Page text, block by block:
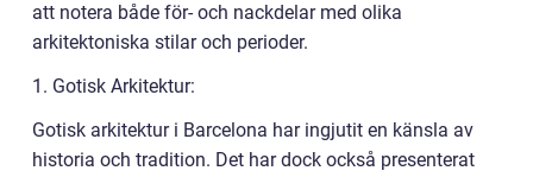
att notera både för- och nackdelar med olika
arkitektoniska stilar och perioder.
1. Gotisk Arkitektur:
Gotisk arkitektur i Barcelona har ingjutit en känsla av
historia och tradition. Det har dock också presenterat